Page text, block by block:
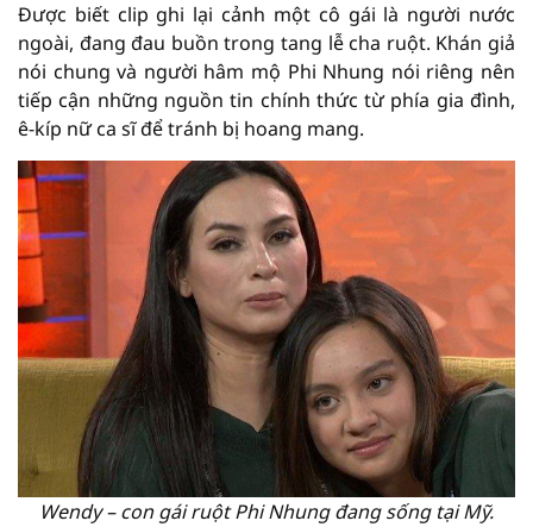
Được biết clip ghi lại cảnh một cô gái là người nước
ngoài, đang đau buồn trong tang lễ cha ruột. Khán giả
nói chung và người hâm mộ Phi Nhung nói riêng nên
tiếp cận những nguồn tin chính thức từ phía gia đình,
ê-kíp nữ ca sĩ để tránh bị hoang mang.
Wendy – con gái ruột Phi Nhung đang sống tại Mỹ.